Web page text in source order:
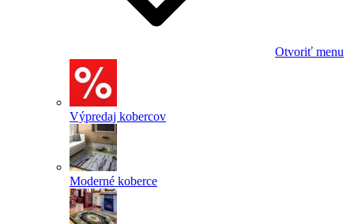
Otvoriť menu
Výpredaj kobercov
Moderné koberce